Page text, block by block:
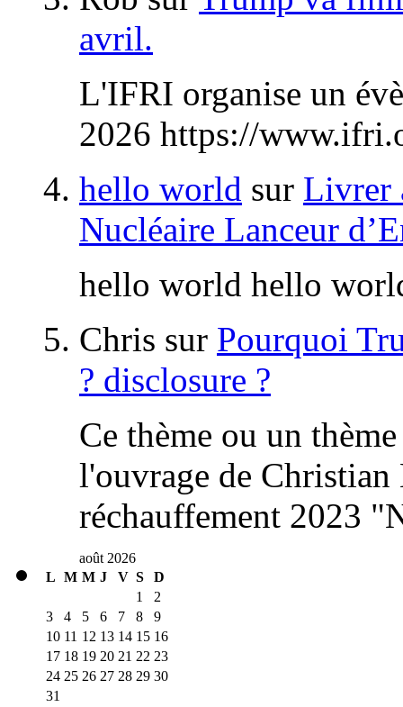
avril.
L'IFRI organise un
2026 https://
hello world sur Livrer
Nucléaire Lanceur
hello world hello
Chris sur Pourquoi
? disclosure ?
Ce thème ou un
l'ouvrage de
réchauffement 2023
août 2026
L M M J V S
D
1
2
3
4 5 6 7 8
9
10 11 12 13 14 15 16
17 18 19 20 21 22 23
24 25 26 27 28 29 30
31